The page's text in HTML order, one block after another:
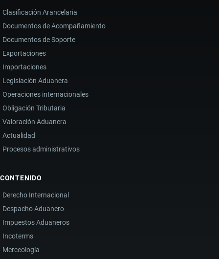
Clasificación Arancelaria
Documentos de Acompañamiento
Documentos de Soporte
Exportaciones
Importaciones
Legislación Aduanera
Operaciones internacionales
Obligación Tributaria
Valoración Aduanera
Actualidad
Procesos administrativos
CONTENIDO
Derecho Internacional
Despacho Aduanero
Impuestos Aduaneros
Incoterms
Merceología